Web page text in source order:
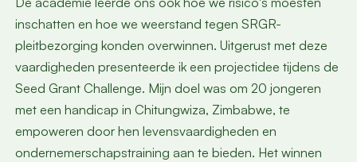
inschatten en hoe we weerstand tegen SRGR-
pleitbezorging konden overwinnen. Uitgerust met deze
vaardigheden presenteerde ik een projectidee tijdens de
Seed Grant Challenge. Mijn doel was om 20 jongeren
met een handicap in Chitungwiza, Zimbabwe, te
empoweren door hen levensvaardigheden en
ondernemerschapstraining aan te bieden. Het winnen